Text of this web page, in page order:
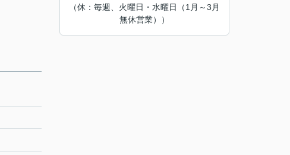
（休：毎週、火曜日・水曜日（1月～3月
無休営業））